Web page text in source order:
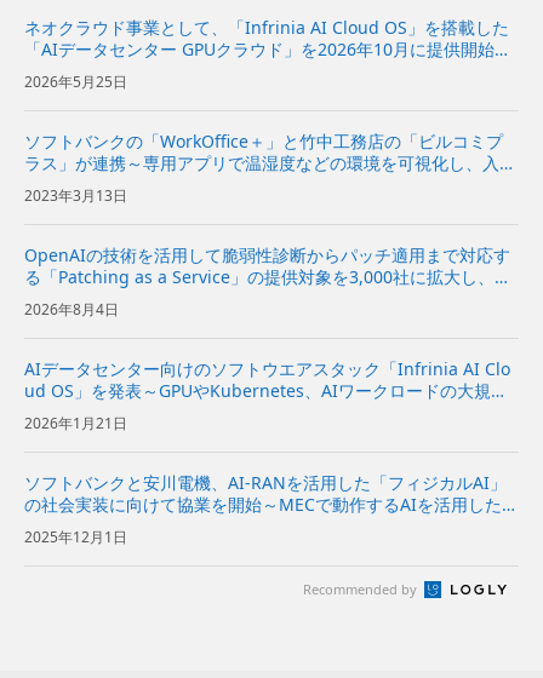
ネオクラウド事業として、「Infrinia AI Cloud OS」を搭載した
「AIデータセンター GPUクラウド」を2026年10月に提供開始～
AIモデルの開発から推論、データ処理までの幅広いAIワークロー
ドを効率的かつ柔軟に実行可能～ ...
2026年5月25日
ソフトバンクの「WorkOffice＋」と竹中工務店の「ビルコミプ
ラス」が連携～専用アプリで温湿度などの環境を可視化し、入居
者からのリクエスト機能でオフィス環境の快適性の実現とカーボ
ンニュートラルに向けた脱炭素化を支援～ | 企業・IR |...
2023年3月13日
OpenAIの技術を活用して脆弱性診断からパッチ適用まで対応す
る「Patching as a Service」の提供対象を3,000社に拡大し、本
格的に提供開始〜日本の重要インフラを支えるシステムをサイバ
ー攻撃から防御〜 | 企業・IR |...
2026年8月4日
AIデータセンター向けのソフトウエアスタック「Infrinia AI Clo
ud OS」を発表～GPUやKubernetes、AIワークロードの大規模
な管理が可能～
2026年1月21日
ソフトバンクと安川電機、AI-RANを活用した「フィジカルAI」
の社会実装に向けて協業を開始～MECで動作するAIを活用した、
オフィス向けフィジカルAIロボットのユースケースを共同開発～
2025年12月1日
Recommended by